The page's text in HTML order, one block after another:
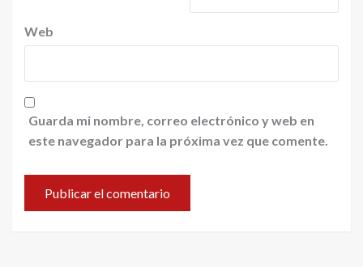
Web
Guarda mi nombre, correo electrónico y web en
este navegador para la próxima vez que comente.